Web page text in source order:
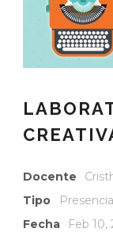
Docente
Tipo
Fecha
Feb 10,